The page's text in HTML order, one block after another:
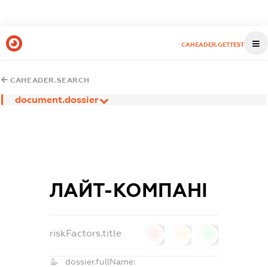
CAHEADER.GETTEST
CAHEADER.SEARCH
document.dossier
ЛАЙТ-КОМПАНІ
riskFactors.title
dossier.fullName: